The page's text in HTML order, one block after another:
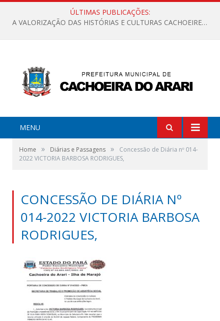
ÚLTIMAS PUBLICAÇÕES:
A VALORIZAÇÃO DAS HISTÓRIAS E CULTURAS CACHOEIRENSES
MENU
Home » Diárias e Passagens »
Concessão de Diária nº 014-
2022 VICTORIA BARBOSA RODRIGUES,
CONCESSÃO DE DIÁRIA Nº
014-2022 VICTORIA BARBOSA
RODRIGUES,